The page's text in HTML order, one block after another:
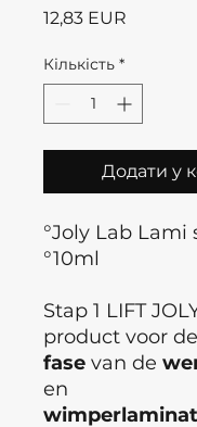
12,83 EUR
Кількість *
Додати у
°Joly Lab Lami
°10ml
Stap 1 LIFT
product voor de
fase van de
en